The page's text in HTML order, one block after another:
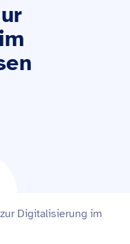
Digitalisierung im